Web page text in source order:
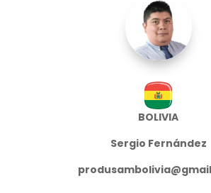
BOLIVIA
Sergio Fernández